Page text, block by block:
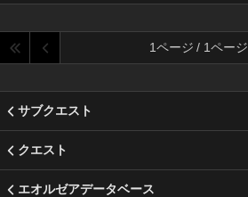
1ページ / 1ページ
サブクエスト
クエスト
エオルゼアデータベース